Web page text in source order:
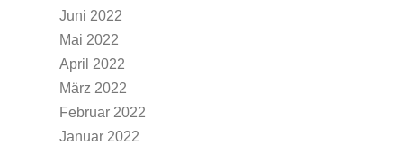
Juni 2022
Mai 2022
April 2022
März 2022
Februar 2022
Januar 2022